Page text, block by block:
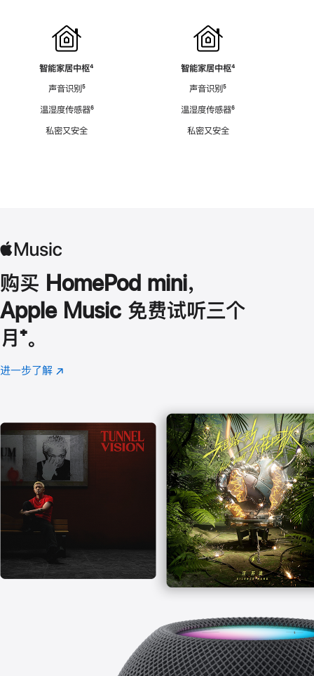
智能家居中枢脚
⁴
声音识别脚
⁵
温湿度传感器脚
⁶
私密又安全
智能家居中枢脚
⁴
声音识别脚
⁵
温湿度传感器脚
⁶
私密又安全
购买 HomePod mini，
Apple Music 免费试听三个
月 脚
注
⁺。
进一步了解 Apple
(在
口
中
打
开)